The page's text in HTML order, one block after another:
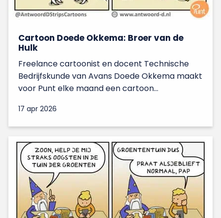
Cartoon Doede Okkema: Broer van de
Hulk
Freelance cartoonist en docent Technische
Bedrijfskunde van Avans Doede Okkema maakt
voor Punt elke maand een cartoon...
17 apr 2026